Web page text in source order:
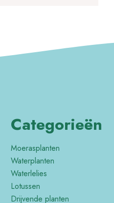
Categorieën
Moerasplanten
Waterplanten
Waterlelies
Lotussen
Drijvende planten